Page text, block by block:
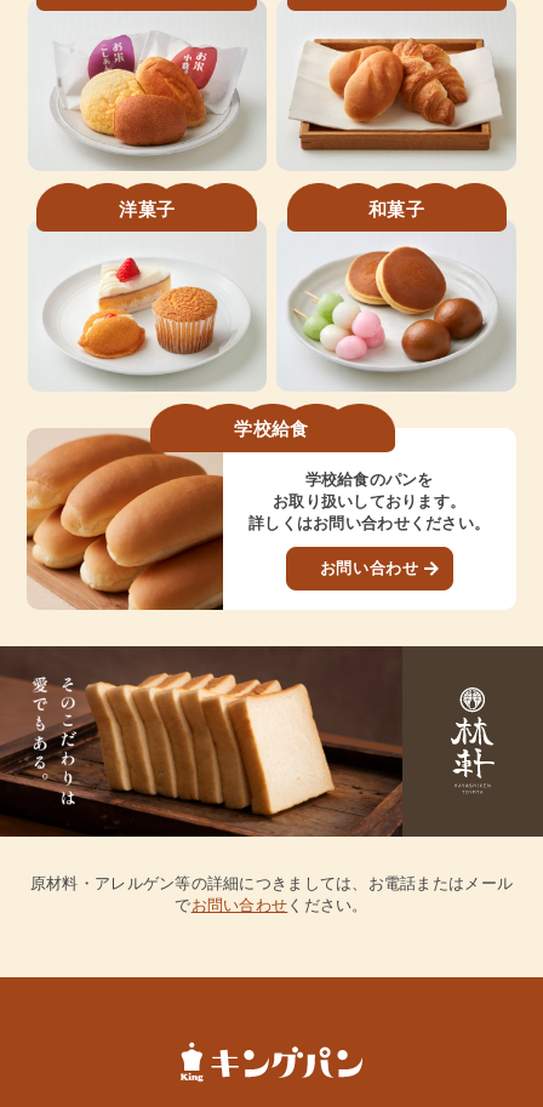
洋菓子 和菓子
学校給食
学校給食のパンを
お取り扱いしております。
詳しくはお問い合わせください。
お問い合わせ
原材料・アレルゲン等の詳細につきましては、お電話またはメール
でお問い合わせ ください。